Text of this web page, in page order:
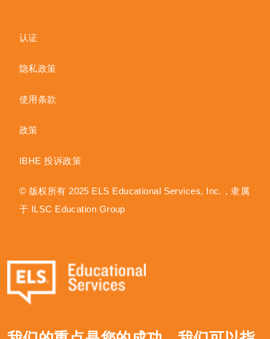
认证
隐私政策
使用条款
政策
IBHE 投诉政策
© 版权所有 2025 ELS Educational Services, Inc.，隶属
于 ILSC Education Group